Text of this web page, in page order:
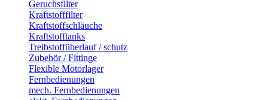
Geruchsfilter
Kraftstofffilter
Kraftstoffschläuche
Kraftstofftanks
Treibstoffüberlauf / schutz
Zubehör / Fittinge
Flexible Motorlager
Fernbedienungen
mech. Fernbedienungen